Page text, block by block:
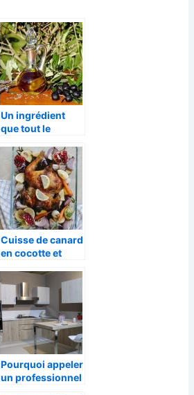
Un ingrédient
que tout le
l’huile d’olive
Cuisse de canard
en cocotte et
confites: Ma
recette !
Pourquoi appeler
un professionnel